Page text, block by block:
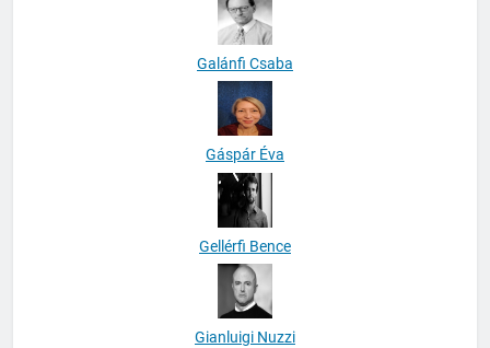
Galánfi Csaba
Gáspár Éva
Gellérfi Bence
Gianluigi Nuzzi